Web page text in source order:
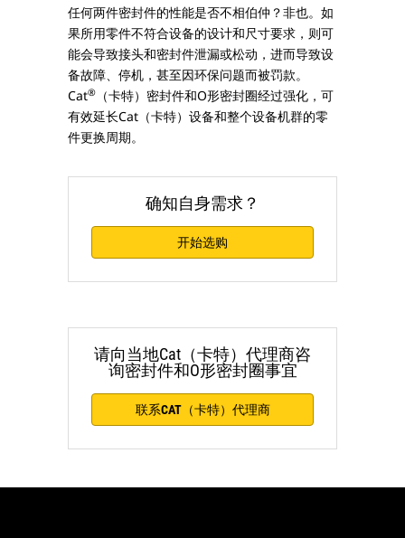
任何两件密封件的性能是否不相伯仲？非也。如
果所用零件不符合设备的设计和尺寸要求，则可
能会导致接头和密封件泄漏或松动，进而导致设
备故障、停机，甚至因环保问题而被罚款。
Cat®
（卡特）密封件和O形密封圈经过强化，可
有效延长Cat（卡特）设备和整个设备机群的零
件更换周期。
确知自身需求？
开始选购
请向当地Cat（卡特）代理商咨
询密封件和O形密封圈事宜
联系CAT（卡特）代理商